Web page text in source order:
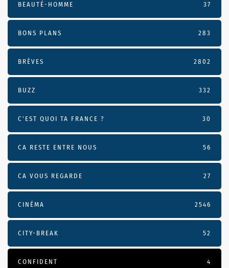
BEAUTÉ-HOMME 37
BONS PLANS 283
BRÈVES 2802
BUZZ 332
C'EST QUOI TA FRANCE ? 30
CA RESTE ENTRE NOUS 56
CA VOUS REGARDE 27
CINÉMA 2546
CITY-BREAK 52
CONFIDENT 4